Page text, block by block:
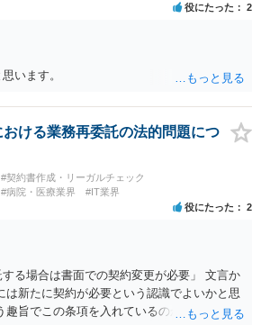
役にたった 2
います。
ける業務再委託の法的問題につ
#契約書作成・リーガルチェック
#病院・医療業界 #IT業界
役にたった 2
する場合は書面での契約変更が必要」 文言か
は新たに契約が必要という認識でよいかと思
趣旨でこの条項を入れているのかが少し気に